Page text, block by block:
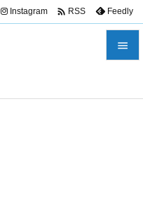

Instagram  RSS Feedly